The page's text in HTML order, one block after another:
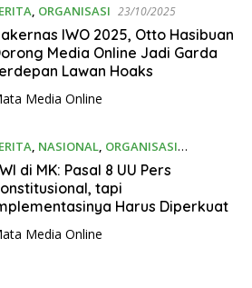
, ORGANISASI 23/10/2025
IWO 2025, Otto Hasibuan
Media Online Jadi Garda
Lawan Hoaks
Media Online
, NASIONAL, ORGANISASI
10/2025
di MK: Pasal 8 UU Pers
tapi
Harus Diperkuat
Media Online